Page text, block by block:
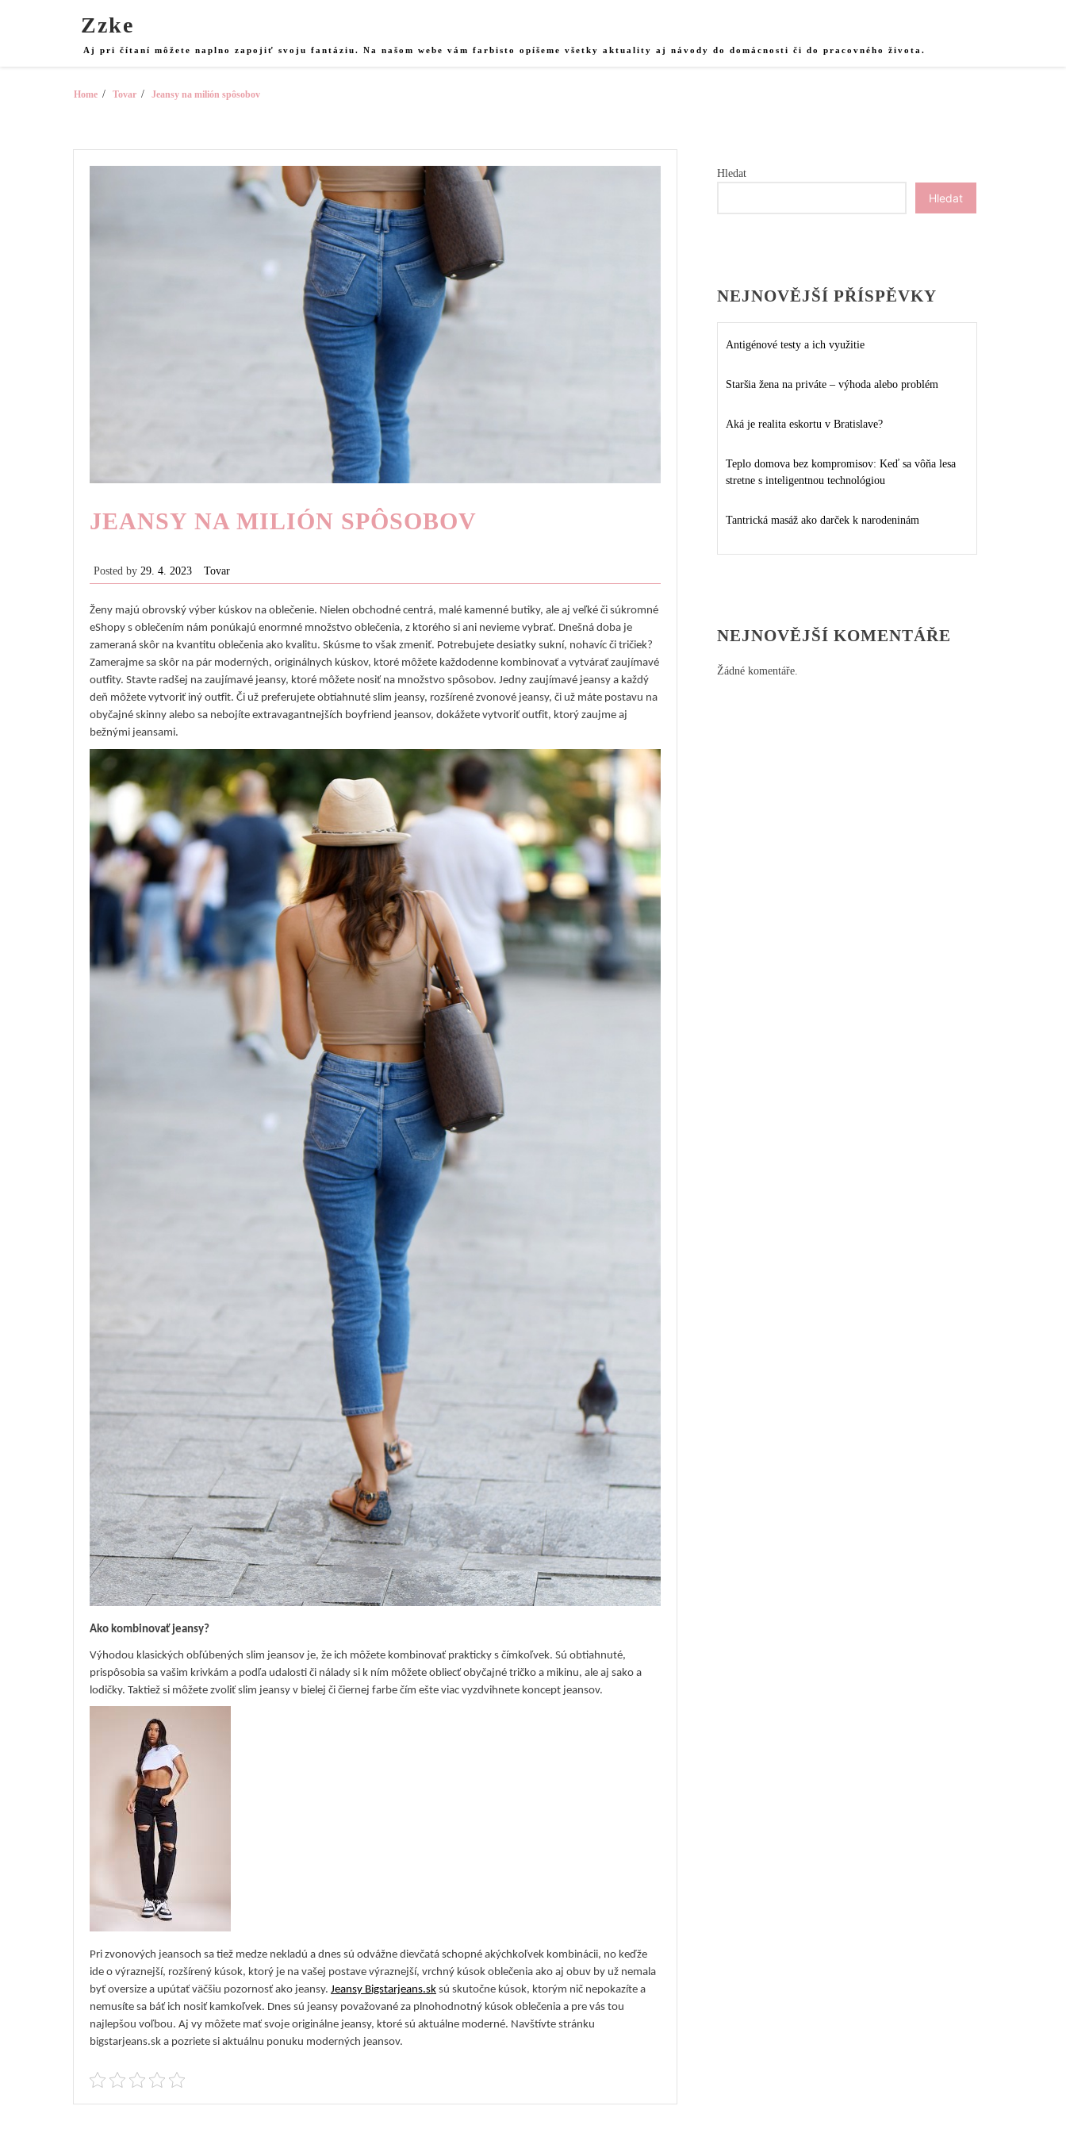
Zzke
Aj pri čítaní môžete naplno zapojiť svoju fantáziu. Na našom webe vám farbisto opíšeme všetky aktuality aj návody do domácnosti či do pracovného života.
Home Tovar Jeansy na milión spôsobov
JEANSY NA MILIÓN SPÔSOBOV
Posted by 29. 4. 2023 Tovar
Ženy majú obrovský výber kúskov na oblečenie. Nielen obchodné centrá, malé kamenné butiky, ale aj veľké či súkromné
eShopy s oblečením nám ponúkajú enormné množstvo oblečenia, z ktorého si ani nevieme vybrať. Dnešná doba je
zameraná skôr na kvantitu oblečenia ako kvalitu. Skúsme to však zmeniť. Potrebujete desiatky sukní, nohavíc či tričiek?
Zamerajme sa skôr na pár moderných, originálnych kúskov, ktoré môžete každodenne kombinovať a vytvárať zaujímavé
outfity. Stavte radšej na zaujímavé jeansy, ktoré môžete nosiť na množstvo spôsobov. Jedny zaujímavé jeansy a každý
deň môžete vytvoriť iný outfit. Či už preferujete obtiahnuté slim jeansy, rozšírené zvonové jeansy, či už máte postavu na
obyčajné skinny alebo sa nebojíte extravagantnejších boyfriend jeansov, dokážete vytvoriť outfit, ktorý zaujme aj
bežnými jeansami.
Ako kombinovať jeansy?
Výhodou klasických obľúbených slim jeansov je, že ich môžete kombinovať prakticky s čímkoľvek. Sú obtiahnuté,
prispôsobia sa vašim krivkám a podľa udalosti či nálady si k ním môžete obliecť obyčajné tričko a mikinu, ale aj sako a
lodičky. Taktiež si môžete zvoliť slim jeansy v bielej či čiernej farbe čím ešte viac vyzdvihnete koncept jeansov.
Pri zvonových jeansoch sa tiež medze nekladú a dnes sú odvážne dievčatá schopné akýchkoľvek kombinácii, no keďže
ide o výraznejší, rozšírený kúsok, ktorý je na vašej postave výraznejší, vrchný kúsok oblečenia ako aj obuv by už nemala
byť oversize a upútať väčšiu pozornosť ako jeansy. Jeansy Bigstarjeans.sk sú skutočne kúsok, ktorým nič nepokazíte a
nemusíte sa báť ich nosiť kamkoľvek. Dnes sú jeansy považované za plnohodnotný kúsok oblečenia a pre vás tou
najlepšou voľbou. Aj vy môžete mať svoje originálne jeansy, ktoré sú aktuálne moderné. Navštívte stránku
bigstarjeans.sk a pozriete si aktuálnu ponuku moderných jeansov.
Hledat
Hledat
NEJNOVĚJŠÍ PŘÍSPĚVKY
Antigénové testy a ich využitie
Staršia žena na priváte – výhoda alebo problém
Aká je realita eskortu v Bratislave?
Teplo domova bez kompromisov: Keď sa vôňa lesa
stretne s inteligentnou technológiou
Tantrická masáž ako darček k narodeninám
NEJNOVĚJŠÍ KOMENTÁŘE
Žádné komentáře.